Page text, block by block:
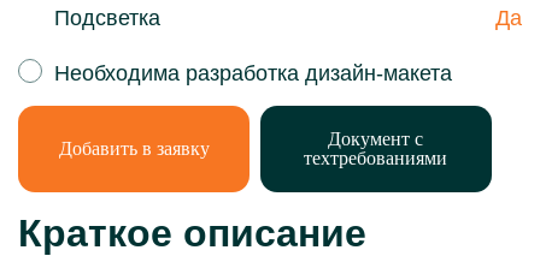
Подсветка
Да
Необходима разработка дизайн-макета
Добавить в заявку
Документ с
техтребованиями
Краткое описание